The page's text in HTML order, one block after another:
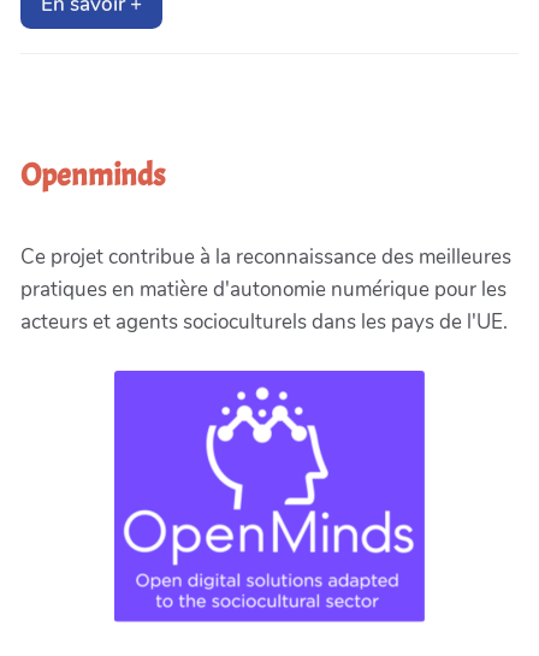
Openminds
Ce projet contribue à la reconnaissance des meilleures
pratiques en matière d'autonomie numérique pour les
acteurs et agents socioculturels dans les pays de l'UE.